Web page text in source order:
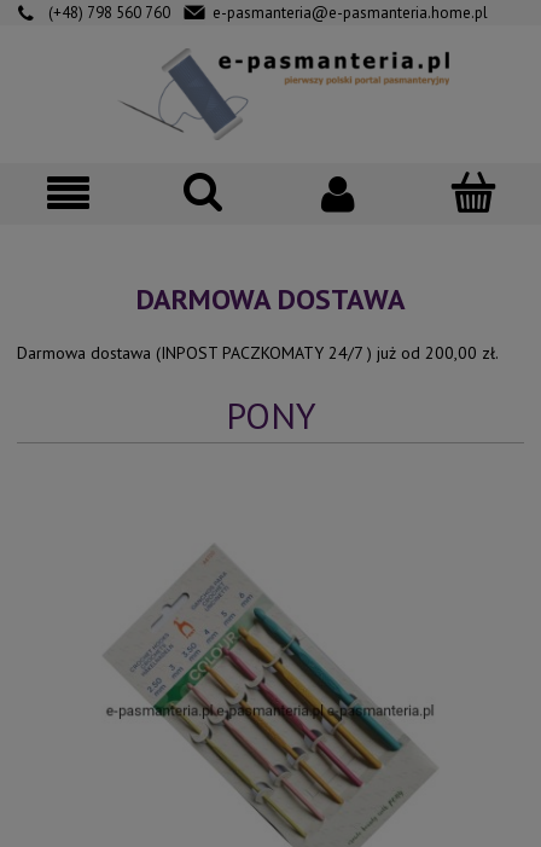
(+48) 798 560 760 e-pasmanteria@e-pasmanteria.home.pl
DARMOWA DOSTAWA
Darmowa dostawa (INPOST PACZKOMATY 24/7 ) już od 200,00 zł.
PONY